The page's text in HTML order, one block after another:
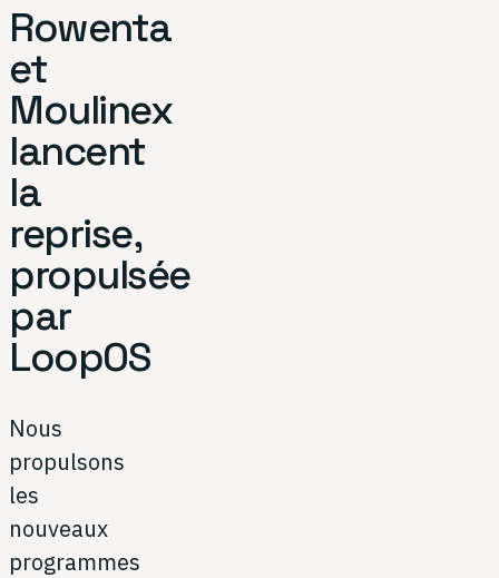
Rowenta
et
Moulinex
lancent
la
reprise,
propulsée
par
LoopOS
Nous
propulsons
les
nouveaux
programmes